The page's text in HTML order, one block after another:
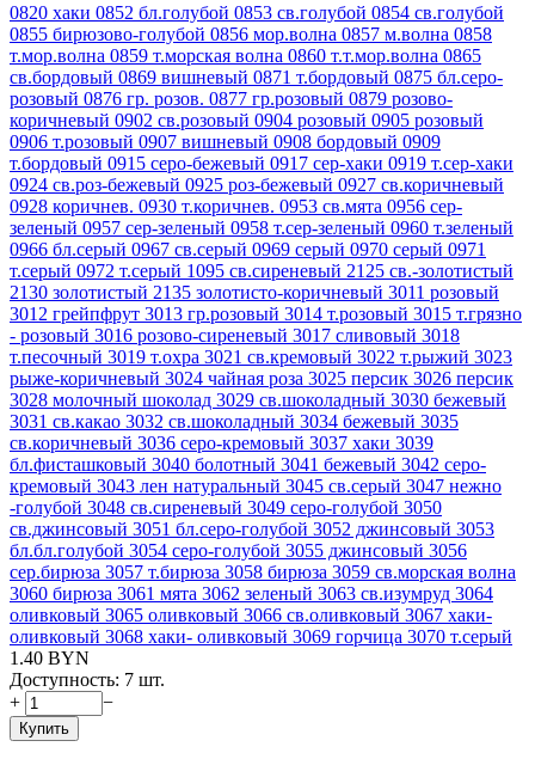
0820 хаки 0852 бл.голубой 0853 св.голубой 0854 св.голубой
0855 бирюзово-голубой 0856 мор.волна 0857 м.волна 0858
т.мор.волна 0859 т.морская волна 0860 т.т.мор.волна 0865
св.бордовый 0869 вишневый 0871 т.бордовый 0875 бл.серо-
розовый 0876 гр. розов. 0877 гр.розовый 0879 розово-
коричневый 0902 св.розовый 0904 розовый 0905 розовый
0906 т.розовый 0907 вишневый 0908 бордовый 0909
т.бордовый 0915 серо-бежевый 0917 сер-хаки 0919 т.сер-хаки
0924 св.роз-бежевый 0925 роз-бежевый 0927 св.коричневый
0928 коричнев. 0930 т.коричнев. 0953 св.мята 0956 сер-
зеленый 0957 сер-зеленый 0958 т.сер-зеленый 0960 т.зеленый
0966 бл.серый 0967 св.серый 0969 серый 0970 серый 0971
т.серый 0972 т.серый 1095 св.сиреневый 2125 св.-золотистый
2130 золотистый 2135 золотисто-коричневый 3011 розовый
3012 грейпфрут 3013 гр.розовый 3014 т.розовый 3015 т.грязно
- розовый 3016 розово-сиреневый 3017 сливовый 3018
т.песочный 3019 т.охра 3021 св.кремовый 3022 т.рыжий 3023
рыже-коричневый 3024 чайная роза 3025 персик 3026 персик
3028 молочный шоколад 3029 св.шоколадный 3030 бежевый
3031 св.какао 3032 св.шоколадный 3034 бежевый 3035
св.коричневый 3036 серо-кремовый 3037 хаки 3039
бл.фисташковый 3040 болотный 3041 бежевый 3042 серо-
кремовый 3043 лен натуральный 3045 св.серый 3047 нежно
-голубой 3048 св.сиреневый 3049 серо-голубой 3050
св.джинсовый 3051 бл.серо-голубой 3052 джинсовый 3053
бл.бл.голубой 3054 серо-голубой 3055 джинсовый 3056
сер.бирюза 3057 т.бирюза 3058 бирюза 3059 св.морская волна
3060 бирюза 3061 мята 3062 зеленый 3063 св.изумруд 3064
оливковый 3065 оливковый 3066 св.оливковый 3067 хаки-
оливковый 3068 хаки- оливковый 3069 горчица 3070 т.серый
1.40 BYN
Доступность: 7 шт.
+
−
Купить